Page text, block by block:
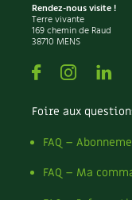
Rendez-nous visite !
Terre vivante
169 chemin de Raud
38710 MENS
Facebook
Foire aux
FAQ –
FAQ – Ma